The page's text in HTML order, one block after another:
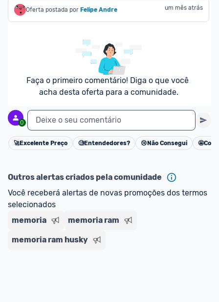
Oferta postada por Felipe Andre um mês atrás
Faça o primeiro comentário! Diga o que você
acha desta oferta para a comunidade.
0 Deixe o seu comentário
Cancelar
🚀Excelente Preço 🧐Entendedores? 😢 Não Consegui 🤩
Outros alertas criados pela comunidade
Você receberá alertas de novas promoções dos termos
selecionados
memoria
memoria ram
memoria ram husky